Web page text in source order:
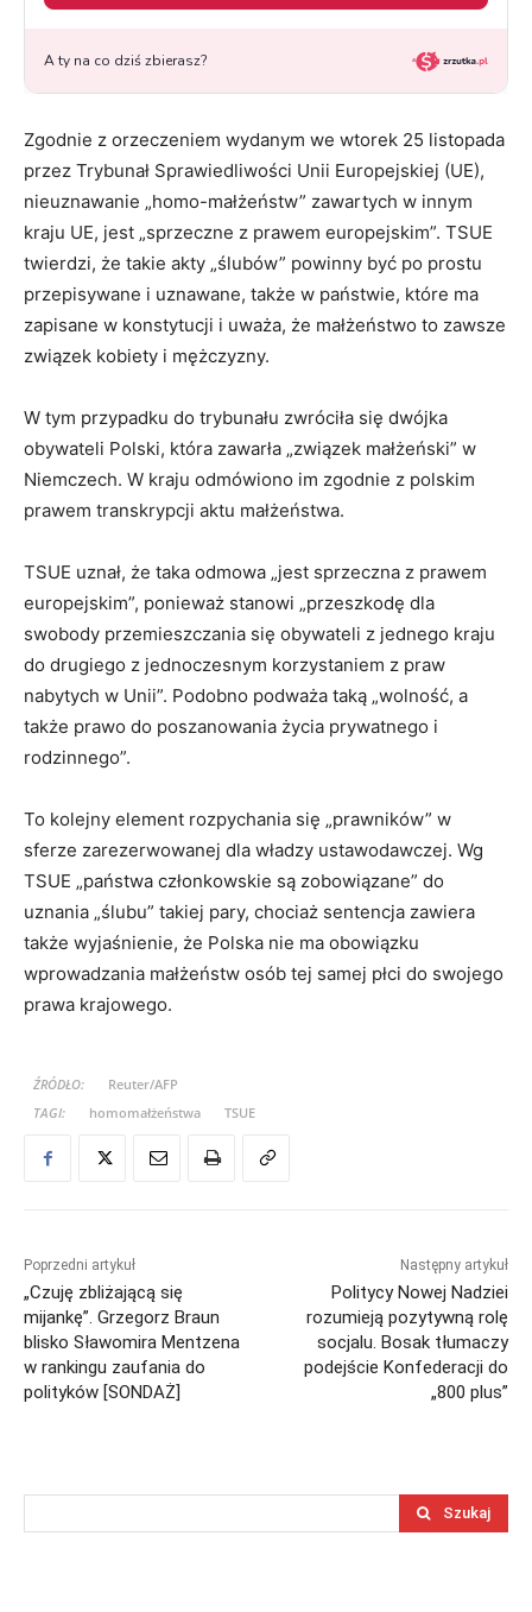
Zgodnie z orzeczeniem wydanym we wtorek 25 listopada
przez Trybunał Sprawiedliwości Unii Europejskiej (UE),
nieuznawanie „homo-małżeństw” zawartych w innym
kraju UE, jest „sprzeczne z prawem europejskim”. TSUE
twierdzi, że takie akty „ślubów” powinny być po prostu
przepisywane i uznawane, także w państwie, które ma
zapisane w konstytucji i uważa, że małżeństwo to zawsze
związek kobiety i mężczyzny.
W tym przypadku do trybunału zwróciła się dwójka
obywateli Polski, która zawarła „związek małżeński” w
Niemczech. W kraju odmówiono im zgodnie z polskim
prawem transkrypcji aktu małżeństwa.
TSUE uznał, że taka odmowa „jest sprzeczna z prawem
europejskim”, ponieważ stanowi „przeszkodę dla
swobody przemieszczania się obywateli z jednego kraju
do drugiego z jednoczesnym korzystaniem z praw
nabytych w Unii”. Podobno podważa taką „wolność, a
także prawo do poszanowania życia prywatnego i
rodzinnego”.
To kolejny element rozpychania się „prawników” w
sferze zarezerwowanej dla władzy ustawodawczej. Wg
TSUE „państwa członkowskie są zobowiązane” do
uznania „ślubu” takiej pary, chociaż sentencja zawiera
także wyjaśnienie, że Polska nie ma obowiązku
wprowadzania małżeństw osób tej samej płci do swojego
prawa krajowego.
ŹRÓDŁO:
Reuter/AFP
TAGI:
homomałżeństwa TSUE
Poprzedni artykuł
„Czuję zbliżającą się
mijankę”. Grzegorz Braun
blisko Sławomira Mentzena
w rankingu zaufania do
polityków [SONDAŻ]
Następny artykuł
Politycy Nowej Nadziei
rozumieją pozytywną rolę
socjalu. Bosak tłumaczy
podejście Konfederacji do
„800 plus”
Szukaj